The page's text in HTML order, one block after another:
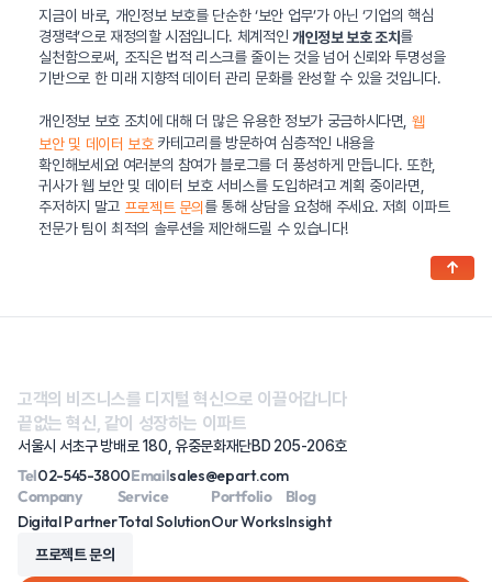
지금이 바로, 개인정보 보호를 단순한 ‘보안 업무’가 아닌 ‘기업의 핵심
경쟁력’으로 재정의할 시점입니다. 체계적인 개인정보 보호 조치를
실천함으로써, 조직은 법적 리스크를 줄이는 것을 넘어 신뢰와 투명성을
기반으로 한 미래 지향적 데이터 관리 문화를 완성할 수 있을 것입니다.
개인정보 보호 조치에 대해 더 많은 유용한 정보가 궁금하시다면, 웹
보안 및 데이터 보호카테고리를 방문하여 심층적인 내용을
확인해보세요! 여러분의 참여가 블로그를 더 풍성하게 만듭니다. 또한,
귀사가 웹 보안 및 데이터 보호 서비스를 도입하려고 계획 중이라면,
주저하지 말고 프로젝트 문의 를 통해 상담을 요청해 주세요. 저희 이파트
전문가 팀이 최적의 솔루션을 제안해드릴 수 있습니다!
고객의 비즈니스를 디지털 혁신으로 이끌어갑니다
끝없는 혁신, 같이 성장하는 이파트
서울시 서초구 방배로 180, 유중문화재단BD 205-206호
Tel02-545-3800Emailsales@epart.com
Company
Digital Partner
Service
Total Solution
Portfolio
Our Works
Blog
Insight
프로젝트 문의
↑